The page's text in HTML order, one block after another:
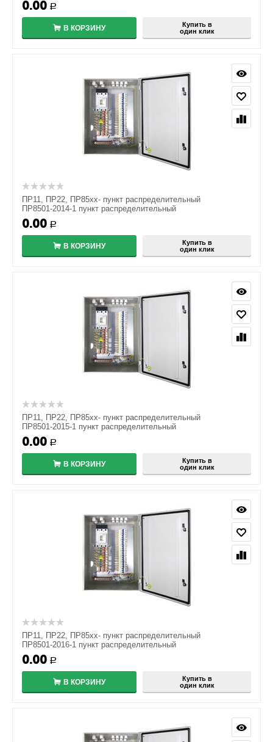
0.00 Р
В КОРЗИНУ
Купить в
один клик
ПР11, ПР22, ПР85хх- пункт распределительный
ПР8501-2014-1 пункт распределительный
0.00 Р
В КОРЗИНУ
Купить в
один клик
ПР11, ПР22, ПР85хх- пункт распределительный
ПР8501-2015-1 пункт распределительный
0.00 Р
В КОРЗИНУ
Купить в
один клик
ПР11, ПР22, ПР85хх- пункт распределительный
ПР8501-2016-1 пункт распределительный
0.00 Р
В КОРЗИНУ
Купить в
один клик